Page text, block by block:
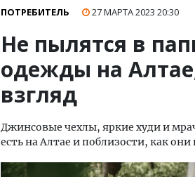
ПОТРЕБИТЕЛЬ 27 МАРТА 2023 20:30
Не пылятся в
одежды на
взгляд
Джинсовые чехлы, яркие худи и
есть на Алтае и поблизости, как